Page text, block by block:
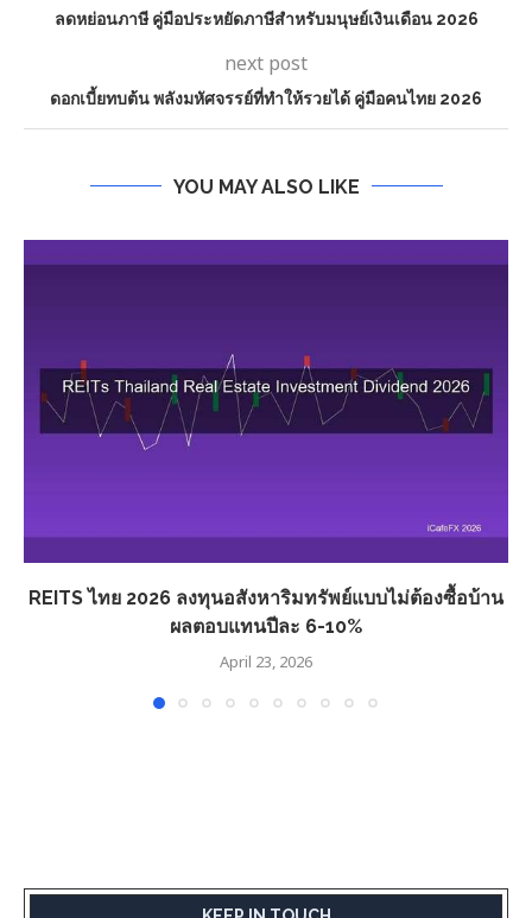
ลดหย่อนภาษี คู่มือประหยัดภาษีสำหรับมนุษย์เงินเดือน 2026
next post
ดอกเบี้ยทบต้น พลังมหัศจรรย์ที่ทำให้รวยได้ คู่มือคนไทย 2026
YOU MAY ALSO LIKE
REITS ไทย 2026 ลงทุนอสังหาริมทรัพย์แบบไม่ต้องซื้อบ้าน
ผลตอบแทนปีละ 6-10%
April 23, 2026